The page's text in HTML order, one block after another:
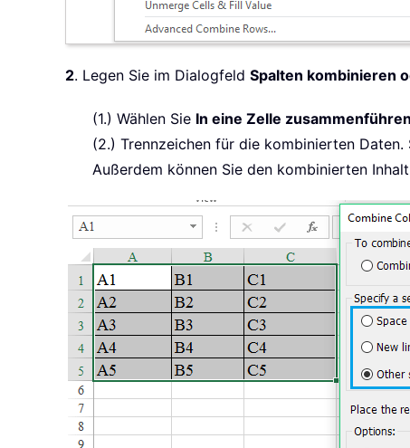
2. Legen Sie im Dialogfeld Spalten kombinieren
(1.) Wählen Sie In eine Zelle zusammenführen
(2.) Trennzeichen für die kombinierten
Außerdem können Sie den kombinierten